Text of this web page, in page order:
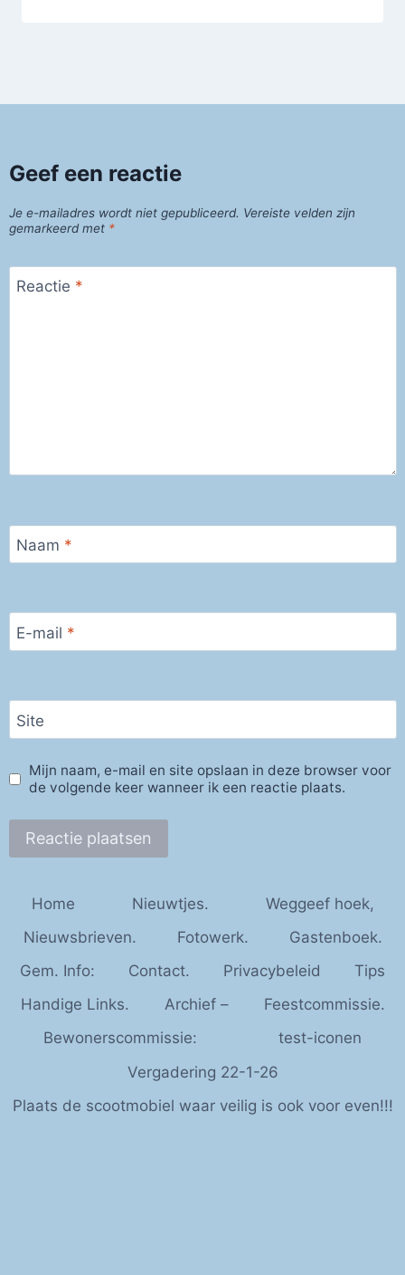
Geef een reactie
Je e-mailadres wordt niet gepubliceerd. Vereiste velden zijn
gemarkeerd met *
Reactie *
Naam *
E-mail *
Site
Mijn naam, e-mail en site opslaan in deze browser voor
de volgende keer wanneer ik een reactie plaats.
Home Nieuwtjes.
Weggeef hoek,
Nieuwsbrieven.
Fotowerk.
Gastenboek.
Gem. Info:
Contact. Privacybeleid
Tips
Handige Links.
Archief –
Feestcommissie.
Bewonerscommissie:
test-iconen
Vergadering 22-1-26
Plaats de scootmobiel waar veilig is ook voor even!!!